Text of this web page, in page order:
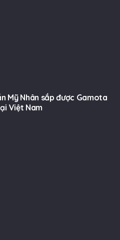
Mỹ Nhân sắp được Gamota
Việt Nam